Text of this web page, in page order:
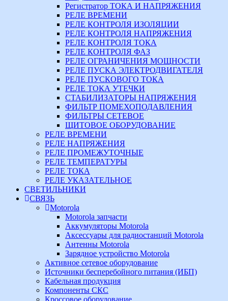
Регистратор ТОКА И НАПРЯЖЕНИЯ
РЕЛЕ ВРЕМЕНИ
РЕЛЕ КОНТРОЛЯ ИЗОЛЯЦИИ
РЕЛЕ КОНТРОЛЯ НАПРЯЖЕНИЯ
РЕЛЕ КОНТРОЛЯ ТОКА
РЕЛЕ КОНТРОЛЯ ФАЗ
РЕЛЕ ОГРАНИЧЕНИЯ МОЩНОСТИ
РЕЛЕ ПУСКА ЭЛЕКТРОДВИГАТЕЛЯ
РЕЛЕ ПУСКОВОГО ТОКА
РЕЛЕ ТОКА УТЕЧКИ
СТАБИЛИЗАТОРЫ НАПРЯЖЕНИЯ
ФИЛЬТР ПОМЕХОПОДАВЛЕНИЯ
ФИЛЬТРЫ СЕТЕВОЕ
ЩИТОВОЕ ОБОРУДОВАНИЕ
РЕЛЕ ВРЕМЕНИ
РЕЛЕ НАПРЯЖЕНИЯ
РЕЛЕ ПРОМЕЖУТОЧНЫЕ
РЕЛЕ ТЕМПЕРАТУРЫ
РЕЛЕ ТОКА
РЕЛЕ УКАЗАТЕЛЬНОЕ
СВЕТИЛЬНИКИ
СВЯЗЬ
Motorola
Motorola запчасти
Аккумуляторы Motorola
Аксессуары для радиостанций Motorola
Антенны Motorola
Зарядное устройство Motorola
Активное сетевое оборудование
Источники бесперебойного питания (ИБП)
Кабельная продукция
Компоненты СКС